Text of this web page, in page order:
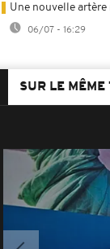
Une nouvelle
06/07 - 16:29
SUR LE MÊME